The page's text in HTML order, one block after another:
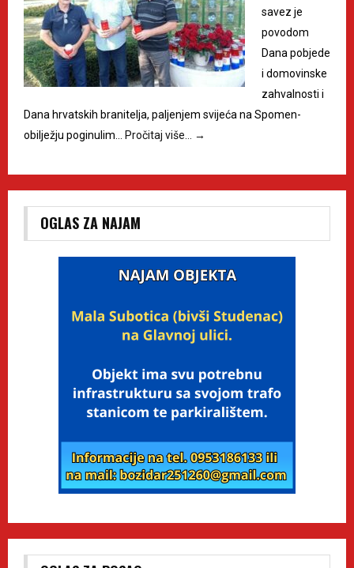
savez je
povodom
Dana pobjede
i domovinske
zahvalnosti i
Dana hrvatskih branitelja, paljenjem svijeća na Spomen-
obilježju poginulim…
Pročitaj više… →
OGLAS ZA NAJAM